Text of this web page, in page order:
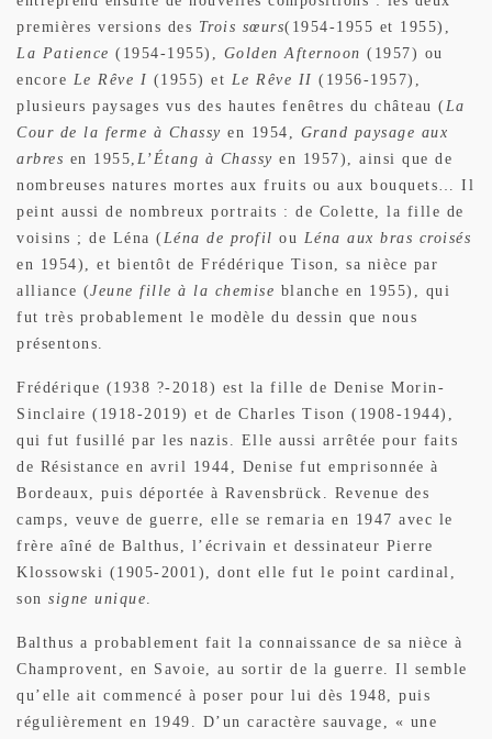
premières versions des Trois sœurs(1954-1955 et 1955),
La Patience (1954-1955), Golden Afternoon (1957) ou
encore Le Rêve I (1955) et Le Rêve II (1956-1957),
plusieurs paysages vus des hautes fenêtres du château (La
Cour de la ferme à Chassy en 1954, Grand paysage aux
arbres en 1955, L’Étang à Chassy en 1957), ainsi que de
nombreuses natures mortes aux fruits ou aux bouquets… Il
peint aussi de nombreux portraits : de Colette, la fille de
voisins ; de Léna (Léna de profil ou Léna aux bras croisés
en 1954), et bientôt de Frédérique Tison, sa nièce par
alliance (Jeune fille à la chemise blanche en 1955), qui
fut très probablement le modèle du dessin que nous
présentons.
Frédérique (1938 ?-2018) est la fille de Denise Morin-
Sinclaire (1918-2019) et de Charles Tison (1908-1944),
qui fut fusillé par les nazis. Elle aussi arrêtée pour faits
de Résistance en avril 1944, Denise fut emprisonnée à
Bordeaux, puis déportée à Ravensbrück. Revenue des
camps, veuve de guerre, elle se remaria en 1947 avec le
frère aîné de Balthus, l’écrivain et dessinateur Pierre
Klossowski (1905-2001), dont elle fut le point cardinal,
son signe unique.
Balthus a probablement fait la connaissance de sa nièce à
Champrovent, en Savoie, au sortir de la guerre. Il semble
qu’elle ait commencé à poser pour lui dès 1948, puis
régulièrement en 1949. D’un caractère sauvage, « une